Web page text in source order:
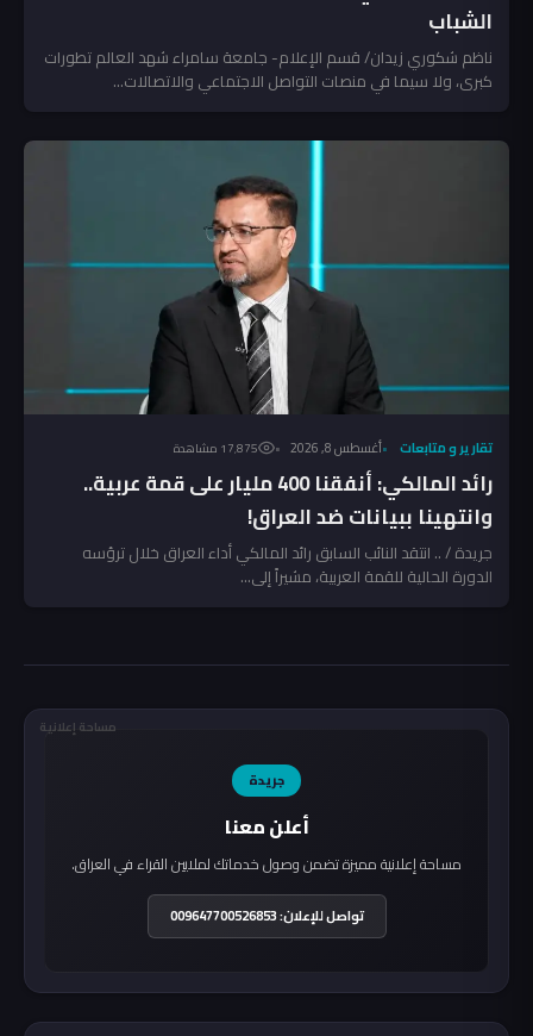
الشباب
ناظم شكوري زيدان/ قسم الإعلام- جامعة سامراء ​شهد العالم تطورات
كبرى، ولا سيما في منصات التواصل الاجتماعي والاتصالات...
تقارير و متابعات أغسطس 8, 2026 17٬875 مشاهدة
رائد المالكي: أنفقنا 400 مليار على قمة عربية..
وانتهينا ببيانات ضد العراق!
جريدة / .. انتقد النائب السابق رائد المالكي أداء العراق خلال ترؤسه
الدورة الحالية للقمة العربية، مشيراً إلى...
مساحة إعلانية
جريدة
أعلن معنا
مساحة إعلانية مميزة تضمن وصول خدماتك لملايين القراء في العراق.
تواصل للإعلان: 009647700526853